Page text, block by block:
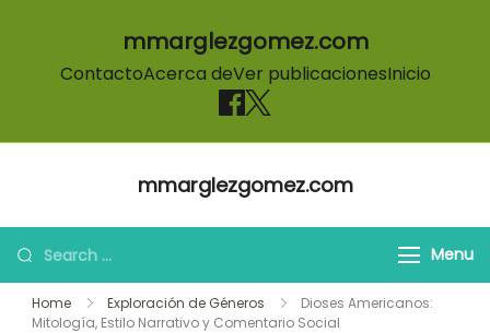
mmarglezgomez.com
ContactoAcerca deVer publicacionesInicio
mmarglezgomez.com
Search for: Menu
Home Exploración de Géneros
Dioses Americanos:
Mitología, Estilo Narrativo y Comentario Social